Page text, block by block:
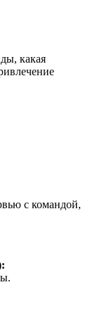
какая
с командой,